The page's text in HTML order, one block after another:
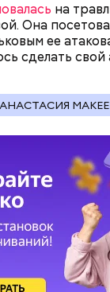
на
Она
ее
сделать
АНАСТАСИЯ
шаровой
Бычков:
измерение
мы
ездили
до выезда —
надо